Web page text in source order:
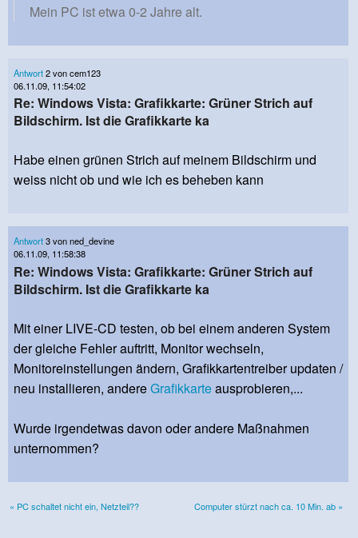
Mein PC ist etwa 0-2 Jahre alt.
Antwort2 von cem123
06.11.09, 11:54:02
Re: Windows Vista: Grafikkarte: Grüner Strich auf
Bildschirm. Ist die Grafikkarte ka
Habe einen grünen Strich auf meinem Bildschirm und
weiss nicht ob und wie ich es beheben kann
Antwort3 von ned_devine
06.11.09, 11:58:38
Re: Windows Vista: Grafikkarte: Grüner Strich auf
Bildschirm. Ist die Grafikkarte ka
Mit einer LIVE-CD testen, ob bei einem anderen System
der gleiche Fehler auftritt, Monitor wechseln,
Monitoreinstellungen ändern, Grafikkartentreiber updaten /
neu installieren, andereGrafikkarteausprobieren,...
Wurde irgendetwas davon oder andere Maßnahmen
unternommen?
« PC schaltet nicht ein, Netzteil?? Computer stürzt nach ca. 10 Min. ab »